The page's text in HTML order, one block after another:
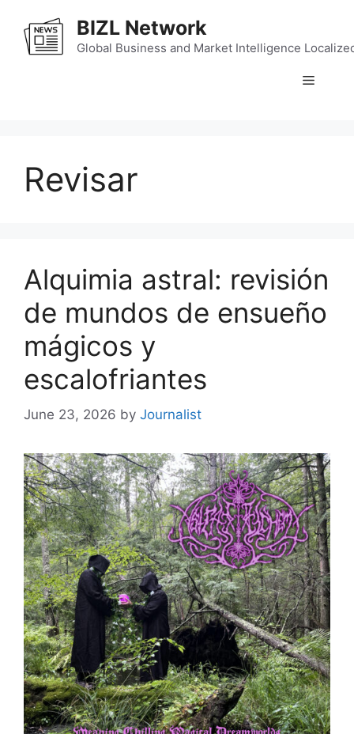
content
BIZL Network
Global Business and Market Intelligence
Menu
Revisar
Alquimia astral: revisión
de mundos de ensueño
mágicos y
escalofriantes
June 23, 2026 by Journalist